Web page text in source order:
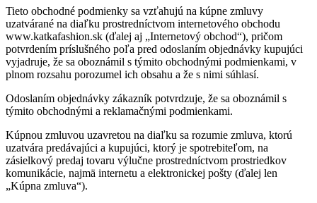
Tieto obchodné podmienky sa vzťahujú na kúpne zmluvy
uzatvárané na diaľku prostredníctvom internetového obchodu
www.katkafashion.sk (ďalej aj „Internetový obchod“), pričom
potvrdením príslušného poľa pred odoslaním objednávky kupujúci
vyjadruje, že sa oboznámil s týmito obchodnými podmienkami, v
plnom rozsahu porozumel ich obsahu a že s nimi súhlasí.
Odoslaním objednávky zákazník potvrdzuje, že sa oboznámil s
týmito obchodnými a reklamačnými podmienkami.
Kúpnou zmluvou uzavretou na diaľku sa rozumie zmluva, ktorú
uzatvára predávajúci a kupujúci, ktorý je spotrebiteľom, na
zásielkový predaj tovaru výlučne prostredníctvom prostriedkov
komunikácie, najmä internetu a elektronickej pošty (ďalej len
„Kúpna zmluva“).